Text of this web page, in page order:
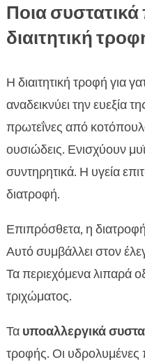
Ποια συστατικά
διαιτητική
Η διαιτητική τροφή για
αναδεικνύει την ευεξία
πρωτεΐνες από
ουσιώδεις. Ενισχύουν
συντηρητικά. Η υγεία
διατροφή.
Επιπρόσθετα, η διατροφή
Αυτό συμβάλλει στον
Τα περιεχόμενα λιπαρά
τριχώματος.
Τα υποαλλεργικά
τροφής. Οι υδρολυμένες